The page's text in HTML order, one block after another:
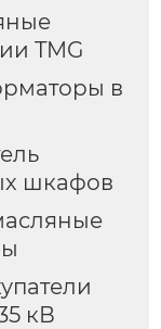
TMG
в
шкафов
кВ